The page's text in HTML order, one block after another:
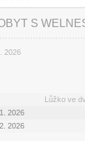
S
2026
Lůžko ve
2026
2026